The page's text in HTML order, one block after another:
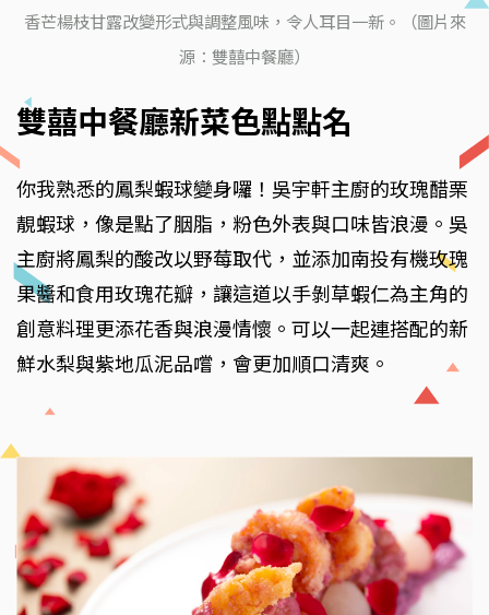
香芒楊枝甘露改變形式與調整風味，令人耳目一新。（圖片來
源：雙囍中餐廳）
雙囍中餐廳新菜色點點名
你我熟悉的鳳梨蝦球變身囉！吳宇軒主廚的玫瑰醋栗
靚蝦球，像是點了胭脂，粉色外表與口味皆浪漫。吳
主廚將鳳梨的酸改以野莓取代，並添加南投有機玫瑰
果醬和食用玫瑰花瓣，讓這道以手剝草蝦仁為主角的
創意料理更添花香與浪漫情懷。可以一起連搭配的新
鮮水梨與紫地瓜泥品嚐，會更加順口清爽。